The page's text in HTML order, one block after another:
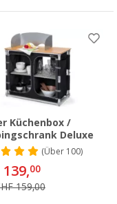
Küchenbox /
Deluxe
(Über100)
139,00
159,00